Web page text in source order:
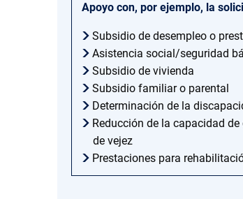
Apoyo con, por ejemplo, la
Subsidio de desempleo o
Asistencia social/seguridad
Subsidio de vivienda
Subsidio familiar o parental
Determinación de la
Reducción de la capacidad
de vejez
Prestaciones para